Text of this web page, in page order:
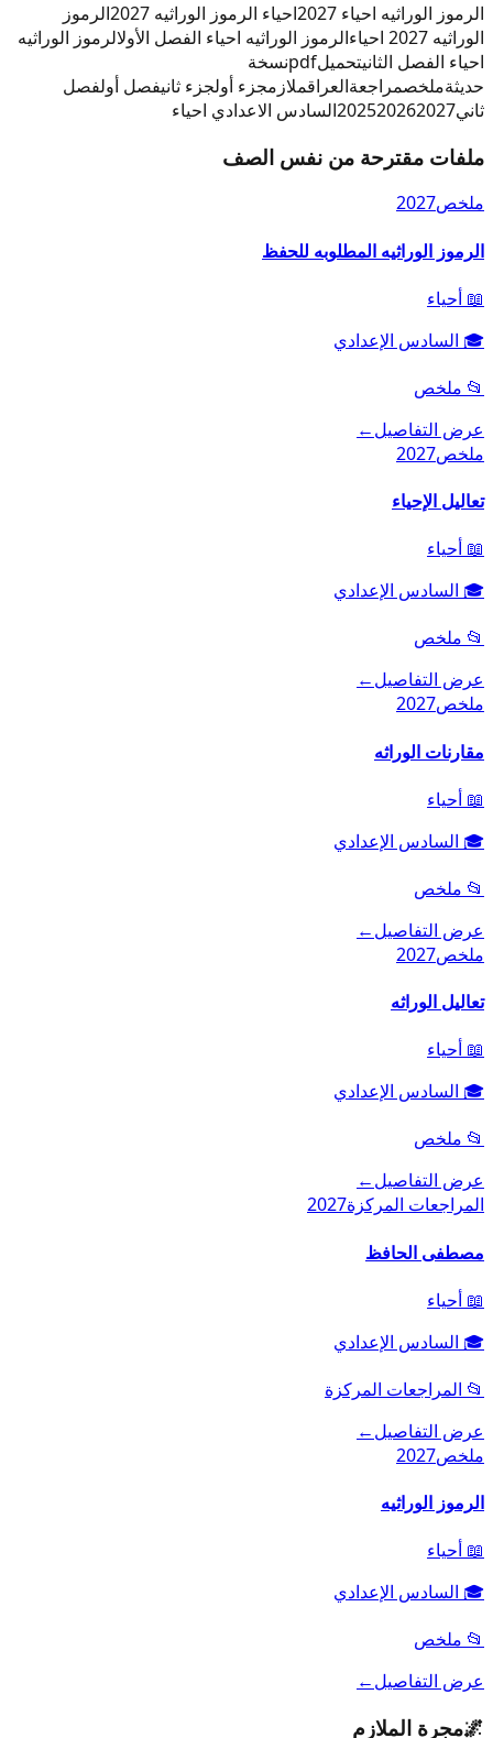
الرموز الوراثيه احياء 2027
احياء الرموز الوراثيه 2027
الرموز
الوراثيه 2027 احياء
الرموز الوراثيه احياء الفصل الأولالرموز الوراثيه
احياء الفصل الثانيتحميلpdfنسخة
حديثةملخصمراجعةالعراقملازمجزء أولجزء ثانيفصل أولفصل
ثاني
202520262027 السادس الاعدادي احياء
ملفات مقترحة من نفس الصف
ملخص2027
الرموز الوراثيه المطلوبه للحفظ
📖 أحياء
🎓 السادس الإعدادي
📂 ملخص
عرض التفاصيل←
ملخص2027
تعاليل الإحياء
📖 أحياء
🎓 السادس الإعدادي
📂 ملخص
عرض التفاصيل←
ملخص2027
مقارنات الوراثه
📖 أحياء
🎓 السادس الإعدادي
📂 ملخص
عرض التفاصيل←
ملخص2027
تعاليل الوراثه
📖 أحياء
🎓 السادس الإعدادي
📂 ملخص
عرض التفاصيل←
المراجعات المركزة2027
مصطفى الحافظ
📖 أحياء
🎓 السادس الإعدادي
📂 المراجعات المركزة
عرض التفاصيل←
ملخص2027
الرموز الوراثيه
📖 أحياء
🎓 السادس الإعدادي
📂 ملخص
عرض التفاصيل←
🌌مجرة الملازم